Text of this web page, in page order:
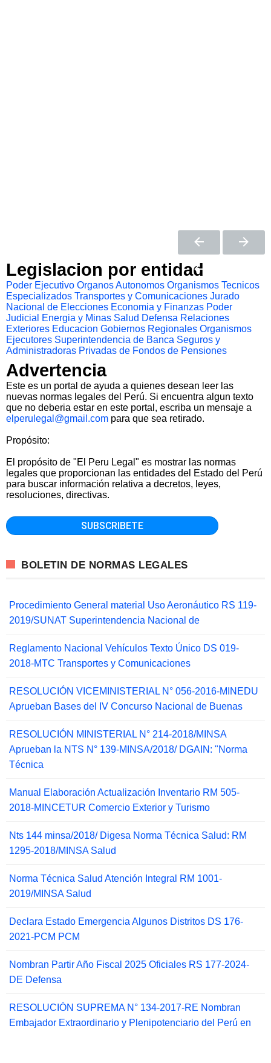
Legislacion por entidad
Poder Ejecutivo Organos Autonomos Organismos Tecnicos
Especializados Transportes y Comunicaciones Jurado
Nacional de Elecciones Economia y Finanzas Poder
Judicial
Energia y Minas Salud Defensa Relaciones
Exteriores Educacion Gobiernos Regionales Organismos
Ejecutores Superintendencia de Banca Seguros y
Administradoras Privadas de Fondos de Pensiones
Advertencia
Este es un portal de ayuda a quienes desean leer las
nuevas normas legales del Perú. Si encuentra algun texto
que no deberia estar en este portal, escriba un mensaje a
elperulegal@gmail.com para que sea retirado.
Propósito:
El propósito de "El Peru Legal" es mostrar las normas
legales que proporcionan las entidades del Estado del Perú
para buscar información relativa a decretos, leyes,
resoluciones, directivas.
BOLETIN DE NORMAS LEGALES
Procedimiento General material Uso Aeronáutico RS 119-
2019/SUNAT Superintendencia Nacional de
Reglamento Nacional Vehículos Texto Único DS 019-
2018-MTC Transportes y Comunicaciones
RESOLUCIÓN VICEMINISTERIAL N° 056-2016-MINEDU
Aprueban Bases del IV Concurso Nacional de Buenas
RESOLUCIÓN MINISTERIAL N° 214-2018/MINSA
Aprueban la NTS N° 139-MINSA/2018/ DGAIN: "Norma
Técnica
Manual Elaboración Actualización Inventario RM 505-
2018-MINCETUR Comercio Exterior y Turismo
Nts 144 minsa/2018/ Digesa Norma Técnica Salud: RM
1295-2018/MINSA Salud
Norma Técnica Salud Atención Integral RM 1001-
2019/MINSA Salud
Declara Estado Emergencia Algunos Distritos DS 176-
2021-PCM PCM
Nombran Partir Año Fiscal 2025 Oficiales RS 177-2024-
DE Defensa
RESOLUCIÓN SUPREMA N° 134-2017-RE Nombran
Embajador Extraordinario y Plenipotenciario del Perú en